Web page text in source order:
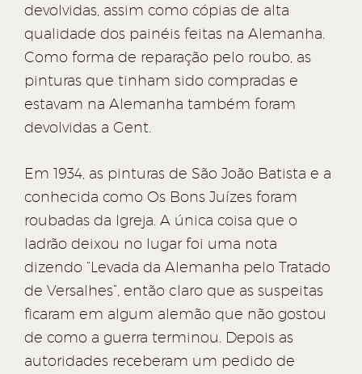
devolvidas, assim como cópias de alta
qualidade dos painéis feitas na Alemanha.
Como forma de reparação pelo roubo, as
pinturas que tinham sido compradas e
estavam na Alemanha também foram
devolvidas a Gent.
Em 1934, as pinturas de São João Batista e a
conhecida como Os Bons Juízes foram
roubadas da Igreja. A única coisa que o
ladrão deixou no lugar foi uma nota
dizendo “Levada da Alemanha pelo Tratado
de Versalhes”, então claro que as suspeitas
ficaram em algum alemão que não gostou
de como a guerra terminou. Depois as
autoridades receberam um pedido de